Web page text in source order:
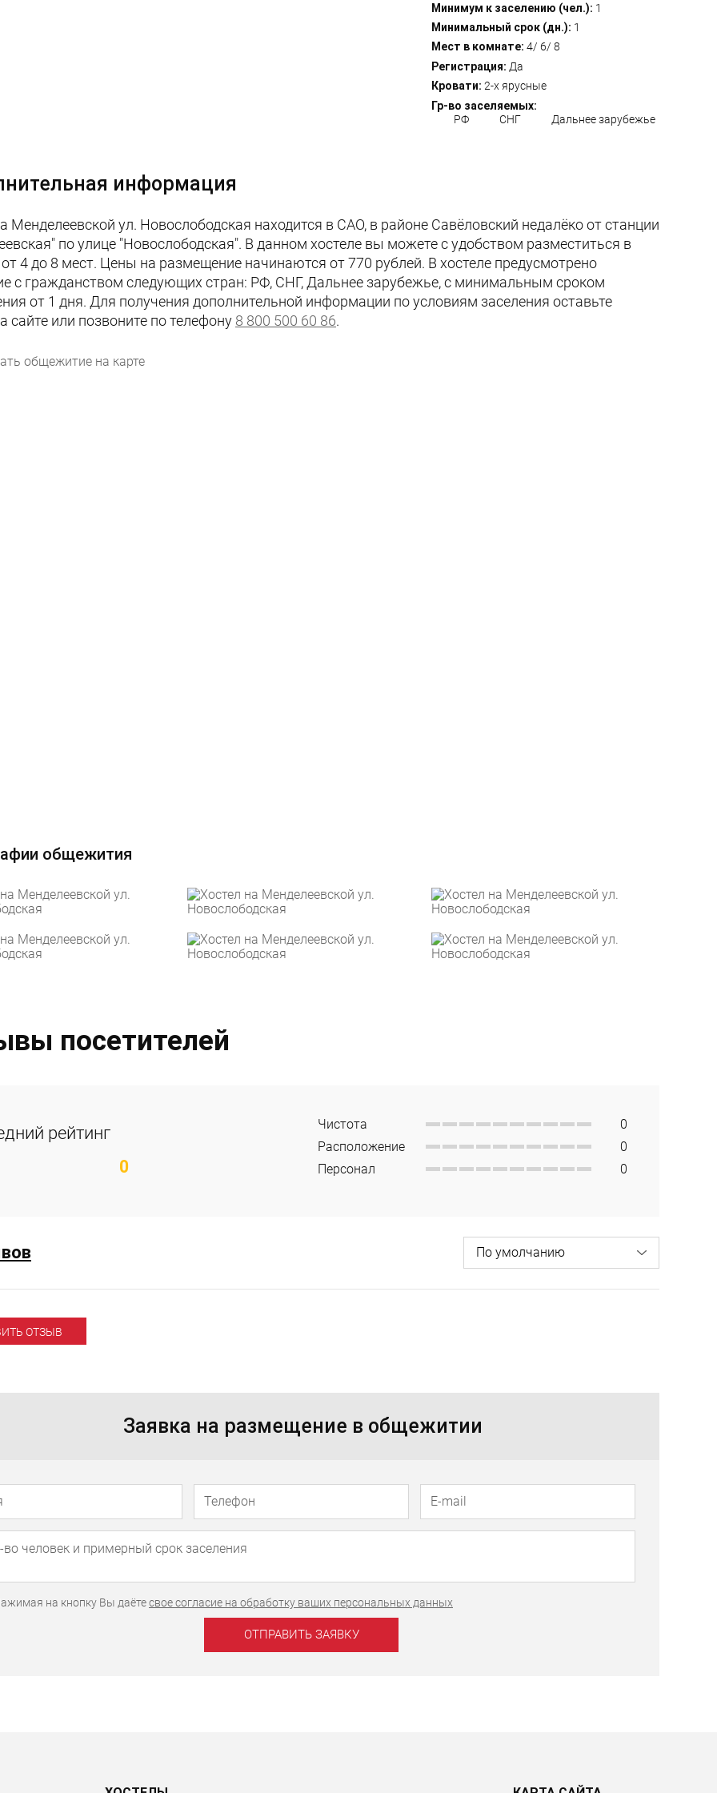
Минимум к заселению (чел.): 1
Минимальный срок (дн.): 1
Мест в комнате: 4/ 6/ 8
Регистрация: Да
Кровати: 2-х ярусные
Гр-во заселяемых:
РФ
СНГ Дальнее зарубежье
информация
Менделеевской ул. Новослободская находится в САО, в районе Савёловский недалёко от станции
по улице "Новослободская". В данном хостеле вы можете с удобством разместиться в
4 до 8 мест. Цены на размещение начинаются от 770 рублей. В хостеле предусмотрено
с гражданством следующих стран: РФ, СНГ, Дальнее зарубежье, с минимальным сроком
от 1 дня. Для получения дополнительной информации по условиям заселения оставьте
сайте или позвоните по телефону 8 800 500 60 86.
общежитие на карте
общежития
посетителей
рейтинг
0
Чистота
0
Расположение
0
Персонал
0
ОТЗЫВ
Заявка на размещение в общежитии
на кнопку Вы даётесвое согласие на обработку ваших персональных данных